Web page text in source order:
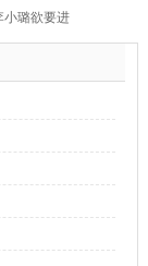
小璐欲要进